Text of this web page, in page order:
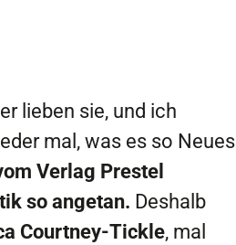
lieben sie, und ich
mal, was es so Neues
Verlag Prestel
so angetan. Deshalb
Courtney-Tickle, mal